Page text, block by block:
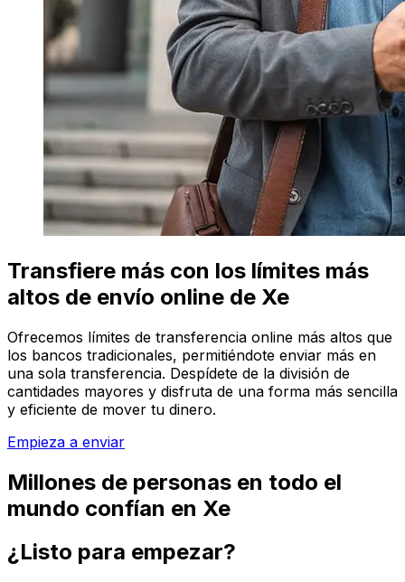
Transfiere más con los límites más
altos de envío online de Xe
Ofrecemos límites de transferencia online más altos que
los bancos tradicionales, permitiéndote enviar más en
una sola transferencia. Despídete de la división de
cantidades mayores y disfruta de una forma más sencilla
y eficiente de mover tu dinero.
Empieza a enviar
Millones de personas en todo el
mundo confían en Xe
¿Listo para empezar?